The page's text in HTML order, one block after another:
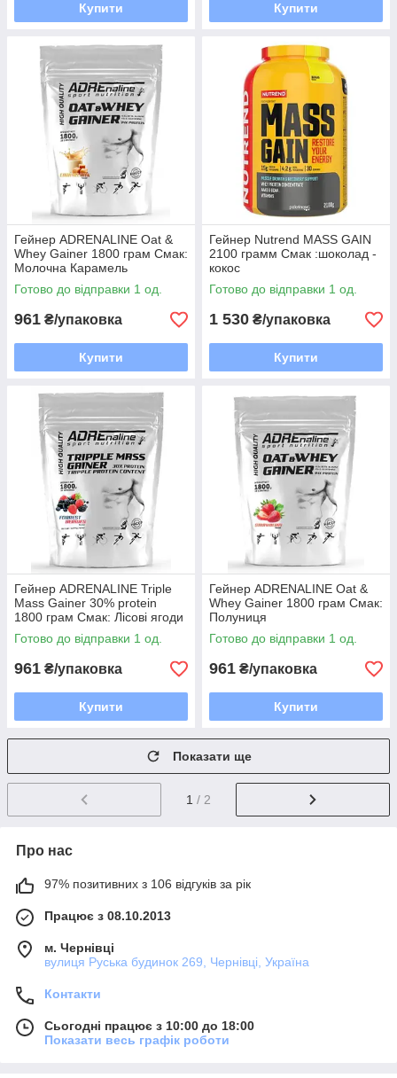
Купити Купити
Гейнер ADRENALINE Oat &
Whey Gainer 1800 грам Смак:
Молочна Карамель
Готово до відправки 1 од.
961 ₴/упаковка
Купити
Гейнер Nutrend MASS GAIN
2100 грамм Смак :шоколад -
кокос
Готово до відправки 1 од.
1 530 ₴/упаковка
Купити
Гейнер ADRENALINE Triple
Mass Gainer 30% protein
1800 грам Смак: Лісові ягоди
Готово до відправки 1 од.
961 ₴/упаковка
Купити
Гейнер ADRENALINE Oat &
Whey Gainer 1800 грам Смак:
Полуниця
Готово до відправки 1 од.
961 ₴/упаковка
Купити
Показати ще
1 / 2
Про нас
97% позитивних з 106 відгуків за рік
Працює з 08.10.2013
м. Чернівці
вулиця Руська будинок 269, Чернівці, Україна
Контакти
Сьогодні працює з 10:00 до 18:00
Показати весь графік роботи